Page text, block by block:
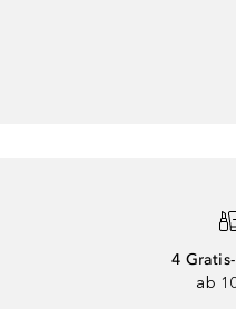
4
ab